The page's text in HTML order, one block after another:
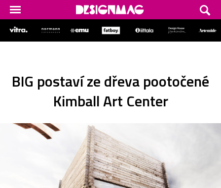
BIG postaví ze dřeva pootočené
Kimball Art Center